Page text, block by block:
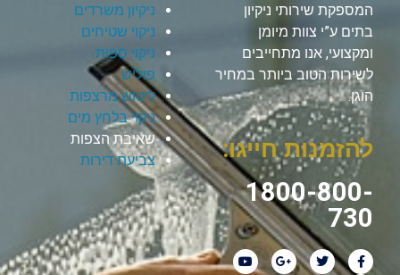
המספקת שירותי ניקיון
בתים ע”י צוות מיומן
ומקצועי, אנו מתחייבים
לשירות הטוב ביותר במחיר
הוגן.
להזמנות חייגו:
1800-800-
730
ניקיון משרדים
ניקוי שטיחים
ניקוי ספות
פוליש
ליטוש מרצפות
ניקוי בלחץ מים
שאיבת הצפות
צביעת דירות